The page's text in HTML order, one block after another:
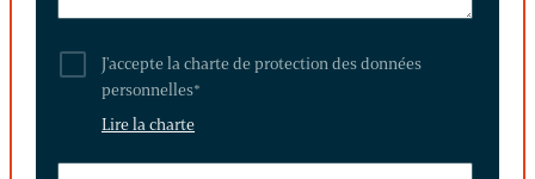
J'accepte la charte de protection des données
personnelles*
Lire la charte